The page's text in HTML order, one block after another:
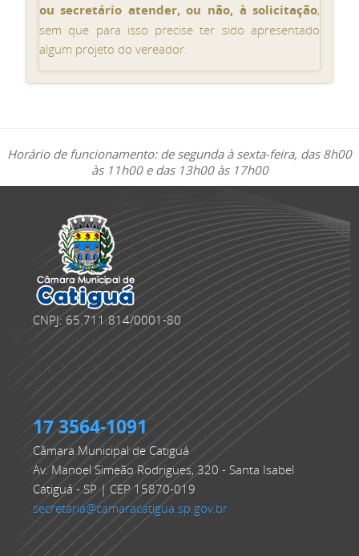
ou secretário atender, ou não, à solicitação,
sem que para isso precise ter sido apresentado
algum projeto do vereador.
Horário de funcionamento: de segunda à sexta-feira, das 8h00
às 11h00 e das 13h00 às 17h00
CNPJ: 65.711.814/0001-80
17 3564-1091
Câmara Municipal de Catiguá
Av. Manoel Simeão Rodrigues, 320 - Santa Isabel
Catiguá - SP | CEP 15870-019
secretaria@camaracatigua.sp.gov.br